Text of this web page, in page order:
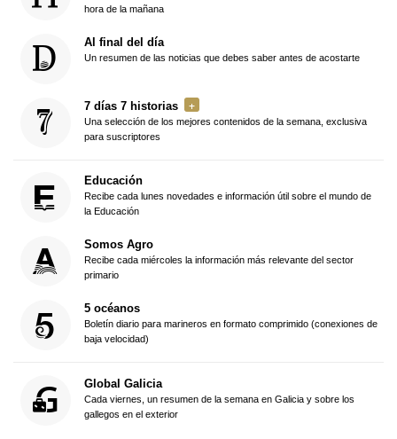
hora de la mañana
Al final del día
Un resumen de las noticias que debes saber antes de acostarte
7 días 7 historias
Una selección de los mejores contenidos de la semana, exclusiva
para suscriptores
Educación
Recibe cada lunes novedades e información útil sobre el mundo de
la Educación
Somos Agro
Recibe cada miércoles la información más relevante del sector
primario
5 océanos
Boletín diario para marineros en formato comprimido (conexiones de
baja velocidad)
Global Galicia
Cada viernes, un resumen de la semana en Galicia y sobre los
gallegos en el exterior